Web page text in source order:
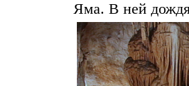
Яма. В ней